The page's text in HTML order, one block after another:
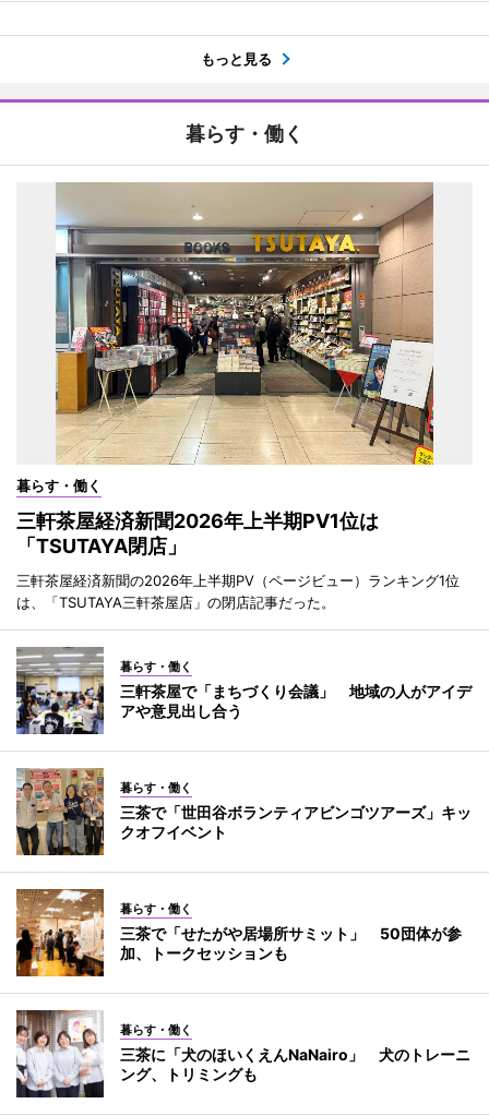
もっと見る
暮らす・働く
暮らす・働く
三軒茶屋経済新聞2026年上半期PV1位は
「TSUTAYA閉店」
三軒茶屋経済新聞の2026年上半期PV（ページビュー）ランキング1位
は、「TSUTAYA三軒茶屋店」の閉店記事だった。
暮らす・働く
三軒茶屋で「まちづくり会議」 地域の人がアイデ
アや意見出し合う
暮らす・働く
三茶で「世田谷ボランティアビンゴツアーズ」キッ
クオフイベント
暮らす・働く
三茶で「せたがや居場所サミット」 50団体が参
加、トークセッションも
暮らす・働く
三茶に「犬のほいくえんNaNairo」 犬のトレーニ
ング、トリミングも